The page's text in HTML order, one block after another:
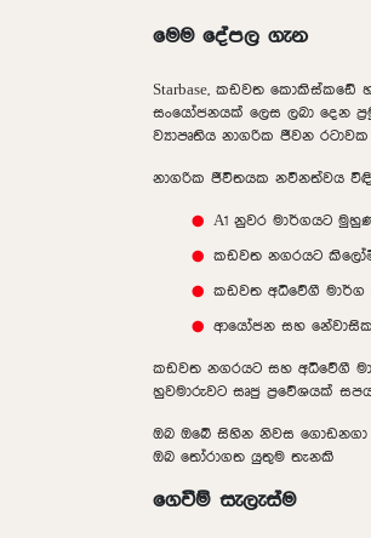
මෙම දේපල ගැන
Starbase, කඩවත කොකිස්කඩේ
සංයෝජනයක් ලෙස ලබා දෙන
ව්‍යාපෘතිය නාගරික ජීවන
නාගරික ජීවිතයක නවීනත්වය
A1 නුවර මාර්ගයට
කඩවත නගරයට
කඩවත අධිවේගී
ආයෝජන සහ
කඩවත නගරයට සහ අධිවේගී
හුවමාරුවට සෘජු ප්‍රවේශයක්
ඔබ ඔබේ සිහින නිවස ගොඩනගා
ඔබ තෝරාගත යුතුම තැනකි
ගෙවීම් සැලැස්ම